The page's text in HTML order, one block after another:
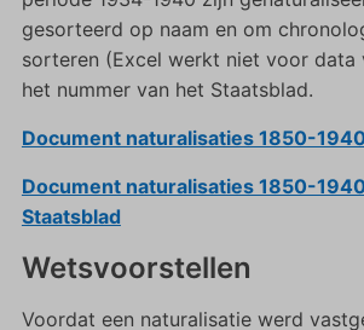
gesorteerd op naam en om
sorteren (Excel werkt niet voor data
het nummer van het Staatsblad.
Document naturalisaties 1850-
Document naturalisaties 1850-
Staatsblad
Wetsvoorstellen
Voordat een naturalisatie werd